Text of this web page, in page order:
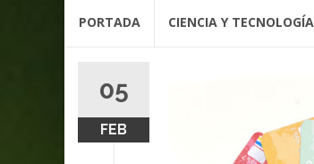
PORTADA CIENCIA Y TECNOLOGÍA
05
FEB